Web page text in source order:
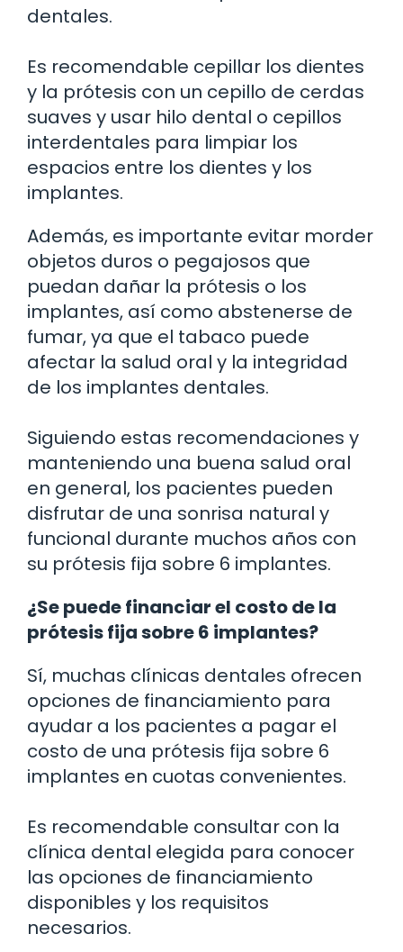
dentales.
Es recomendable cepillar los dientes
y la prótesis con un cepillo de cerdas
suaves y usar hilo dental o cepillos
interdentales para limpiar los
espacios entre los dientes y los
implantes.
Además, es importante evitar morder
objetos duros o pegajosos que
puedan dañar la prótesis o los
implantes, así como abstenerse de
fumar, ya que el tabaco puede
afectar la salud oral y la integridad
de los implantes dentales.
Siguiendo estas recomendaciones y
manteniendo una buena salud oral
en general, los pacientes pueden
disfrutar de una sonrisa natural y
funcional durante muchos años con
su prótesis fija sobre 6 implantes.
¿Se puede financiar el costo de la
prótesis fija sobre 6 implantes?
Sí, muchas clínicas dentales ofrecen
opciones de financiamiento para
ayudar a los pacientes a pagar el
costo de una prótesis fija sobre 6
implantes en cuotas convenientes.
Es recomendable consultar con la
clínica dental elegida para conocer
las opciones de financiamiento
disponibles y los requisitos
necesarios.